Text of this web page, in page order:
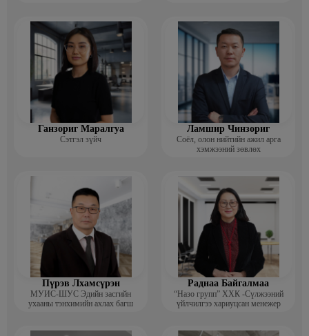
Ганзориг Маралгуа
Сэтгэл зүйч
Ламшир Чинзориг
Соёл, олон нийтийн ажил арга
хэмжээний зөвлөх
Пүрэв Лхамсүрэн
МУИС-ШУС Эдийн засгийн
ухааны тэнхимийн ахлах багш
Раднаа Байгалмаа
“Назо групп” ХХК -Сүлжээний
үйлчилгээ хариуцсан менежер